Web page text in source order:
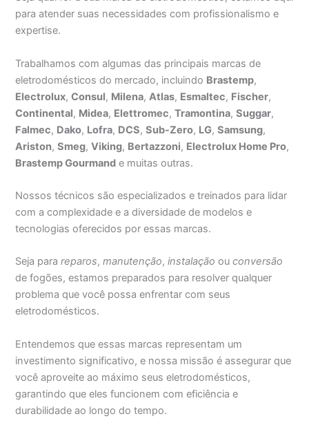
para atender suas necessidades com profissionalismo e
expertise.
Trabalhamos com algumas das principais marcas de
eletrodomésticos do mercado, incluindo Brastemp,
Electrolux,Consul, Milena,Atlas, Esmaltec, Fischer,
Continental, Midea, Elettromec,Tramontina,Suggar,
Falmec, Dako, Lofra, DCS,Sub-Zero, LG,Samsung,
Ariston,Smeg,Viking, Bertazzoni, Electrolux Home Pro,
Brastemp Gourmand e muitas outras.
Nossos técnicos são especializados e treinados para lidar
com a complexidade e a diversidade de modelos e
tecnologias oferecidos por essas marcas.
Seja parareparos,manutenção,instalação ouconversão
de fogões, estamos preparados para resolver qualquer
problema que você possa enfrentar com seus
eletrodomésticos.
Entendemos que essas marcas representam um
investimento significativo, e nossa missão é assegurar que
você aproveite ao máximo seus eletrodomésticos,
garantindo que eles funcionem com eficiência e
durabilidade ao longo do tempo.